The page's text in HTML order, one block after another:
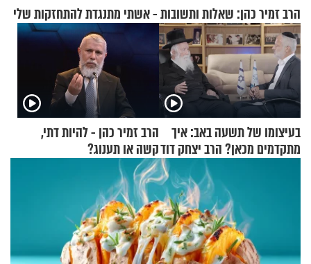
הרב זמיר כהן: שאלות ותשובות - אשתי מתנגדת להתחזקות שלי
בעיצומו של תשעה באב: איך
מתקדמים מכאן? הרב יצחק דוד
גרוסמן בשיחה מיוחדת
הרב זמיר כהן - להיות דתי,
קשה או תענוג?